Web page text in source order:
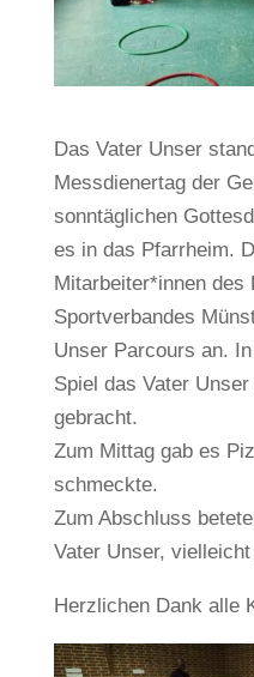
Das Vater Unser
Messdienertag der
sonntäglichen
es in das Pfarrheim.
Mitarbeiter*innen des
Sportverbandes
Unser Parcours an.
Spiel das Vater
gebracht.
Zum Mittag gab es
schmeckte.
Zum Abschluss
Vater Unser,
Herzlichen Dank alle